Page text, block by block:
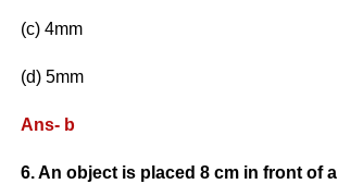
(c) 4mm
(d) 5mm
Ans- b
6. An object is placed 8 cm in front of